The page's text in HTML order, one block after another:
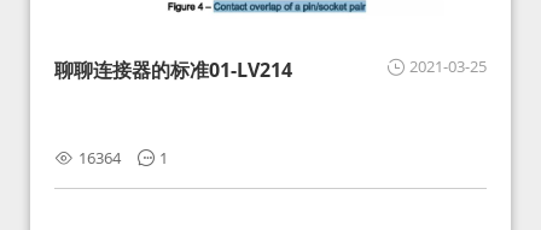
2021-03-25
聊聊连接器的标准01-LV214
16364 1